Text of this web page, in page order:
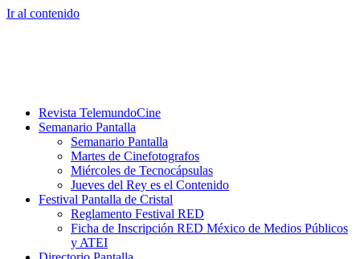
Ir al contenido
Revista TelemundoCine
Semanario Pantalla
Semanario Pantalla
Martes de Cinefotografos
Miércoles de Tecnocápsulas
Jueves del Rey es el Contenido
Festival Pantalla de Cristal
Reglamento Festival RED
Ficha de Inscripción RED México de Medios Públicos
y ATEI